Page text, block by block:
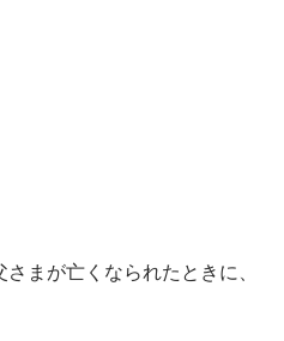
まが亡くなられたときに、